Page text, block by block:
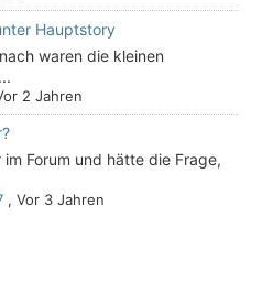
Hauptstory
waren die kleinen
2 Jahren
im Forum und hätte die Frage,
,Vor 3 Jahren